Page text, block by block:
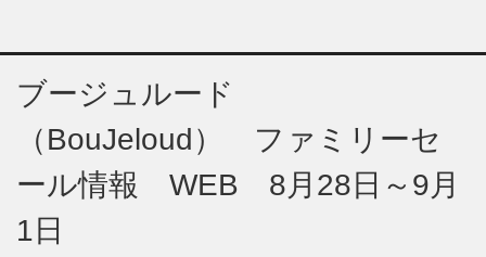
ブージュルード
（BouJeloud） ファミリーセ
ール情報 WEB 8月28日～9月
1日